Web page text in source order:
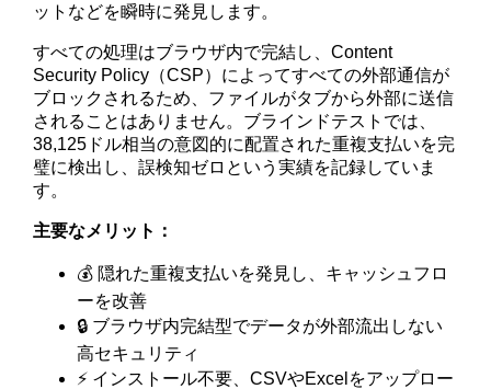
ットなどを瞬時に発見します。
すべての処理はブラウザ内で完結し、Content
Security Policy（CSP）によってすべての外部通信が
ブロックされるため、ファイルがタブから外部に送信
されることはありません。ブラインドテストでは、
38,125ドル相当の意図的に配置された重複支払いを完
璧に検出し、誤検知ゼロという実績を記録していま
す。
主要なメリット：
💰 隠れた重複支払いを発見し、キャッシュフロ
ーを改善
🔒 ブラウザ内完結型でデータが外部流出しない
高セキュリティ
⚡ インストール不要、CSVやExcelをアップロー